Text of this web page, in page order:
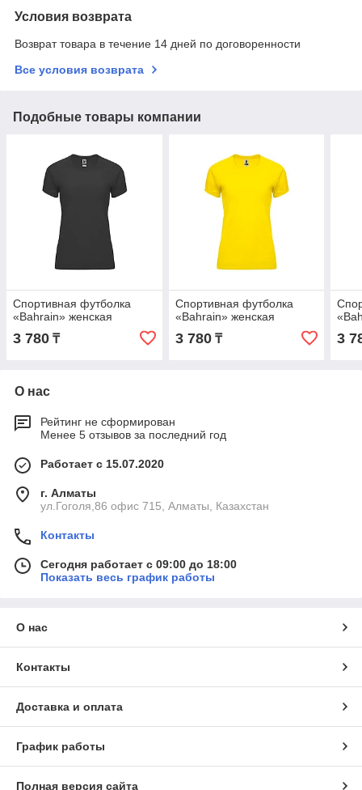
Условия возврата
Возврат товара в течение 14 дней по договоренности
Все условия возврата
Подобные товары компании
Спортивная футболка
«Bahrain» женская
3 780 ₸
Спортивная футболка
«Bahrain» женская
3 780₸ 3
О нас
Рейтинг не сформирован
Менее 5 отзывов за последний год
Работает с 15.07.2020
г. Алматы
ул.Гоголя,86 офис 715, Алматы, Казахстан
Контакты
Сегодня работает с 09:00 до 18:00
Показать весь график работы
О нас
Контакты
Доставка и оплата
График работы
Полная версия сайта